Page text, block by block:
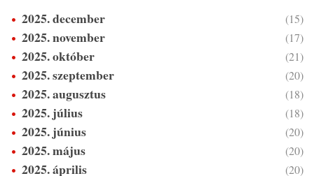
2025. december (15)
2025. november (17)
2025. október (21)
2025. szeptember (20)
2025. augusztus (18)
2025. július (18)
2025. június (20)
2025. május (20)
2025. április (20)